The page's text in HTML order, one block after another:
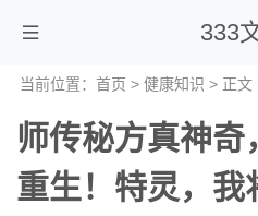
333
当前位置： 首页 > 健康知识 > 正文
师传秘方真神奇
重生！特灵，我